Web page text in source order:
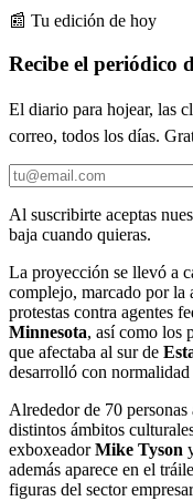
📰 Tu edición de hoy
Recibe el periódico
El diario para hojear, las
correo, todos los días.
Al suscribirte aceptas
baja cuando quieras.
La proyección se llevó a
complejo, marcado por la
protestas contra agentes
Minnesota, así como los
que afectaba al sur de
desarrolló con
Alrededor de 70
distintos ámbitos
exboxeadorMike Tyson
además aparece en el
figuras del sector